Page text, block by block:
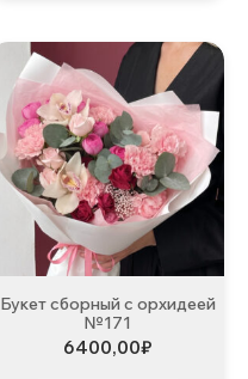
Букет сборный с орхидеей
№171
6400,00₽